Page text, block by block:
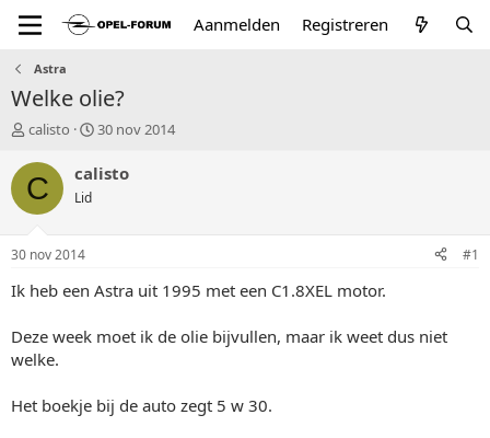
Aanmelden Registreren
Astra
Welke olie?
T
p
i
a
r
r
calisto
S
a
u
30 nov 2014
C calisto
Lid
30 nov 2014 #1
Ik heb een Astra uit 1995 met een C1.8XEL motor.
Deze week moet ik de olie bijvullen, maar ik weet dus niet
welke.
Het boekje bij de auto zegt 5 w 30.